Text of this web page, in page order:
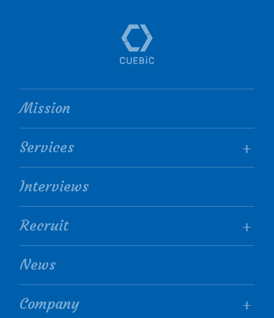
Mission
Services
Interviews
Recruit
News
Company